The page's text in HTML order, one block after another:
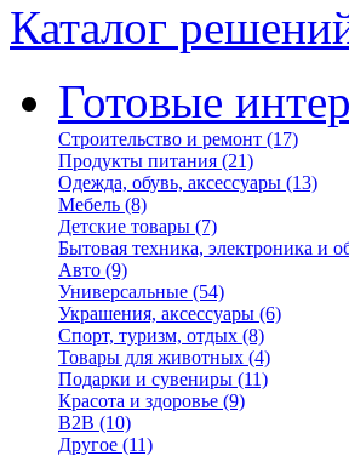
Каталог
Готовые
Строительство и ремонт (17)
Продукты питания (21)
Одежда, обувь, аксессуары (13)
Мебель (8)
Детские товары (7)
Бытовая техника, электроника и
Авто (9)
Универсальные (54)
Украшения, аксессуары (6)
Спорт, туризм, отдых (8)
Товары для животных (4)
Подарки и сувениры (11)
Красота и здоровье (9)
B2B (10)
Другое (11)